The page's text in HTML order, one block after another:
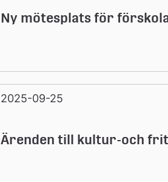
Ny mötesplats för
2025-09-25
Ärenden till kultur-och